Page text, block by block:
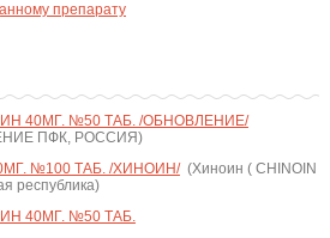
препарату
40МГ. №50 ТАБ. /ОБНОВЛЕНИЕ/
ПФК, РОССИЯ)
№100 ТАБ. /ХИНОИН/(Хиноин ( CHINOIN
республика)
40МГ. №50 ТАБ.